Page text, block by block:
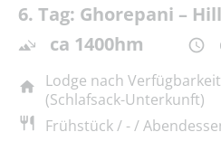
6. Tag: Ghorepani –
ca 1400hm
Lodge nach Verfügbarkeit
(Schlafsack-Unterkunft)
Frühstück / - /